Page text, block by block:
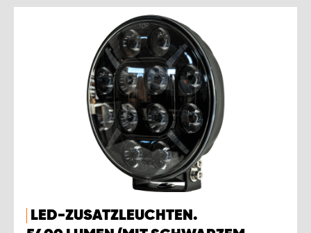
LED-ZUSATZLEUCHTEN.